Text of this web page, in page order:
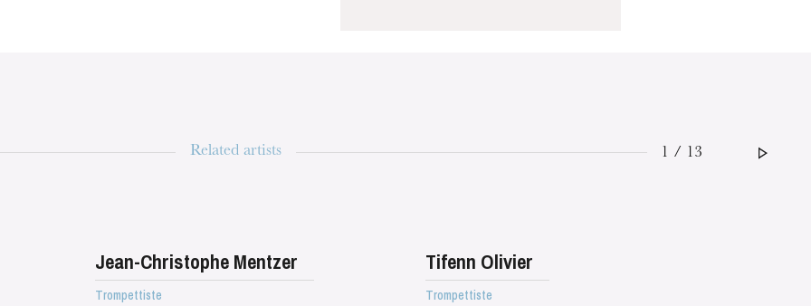
Related artists 1 / 13
Jean-Christophe Mentzer
Trompettiste
Tifenn Olivier
Trompettiste